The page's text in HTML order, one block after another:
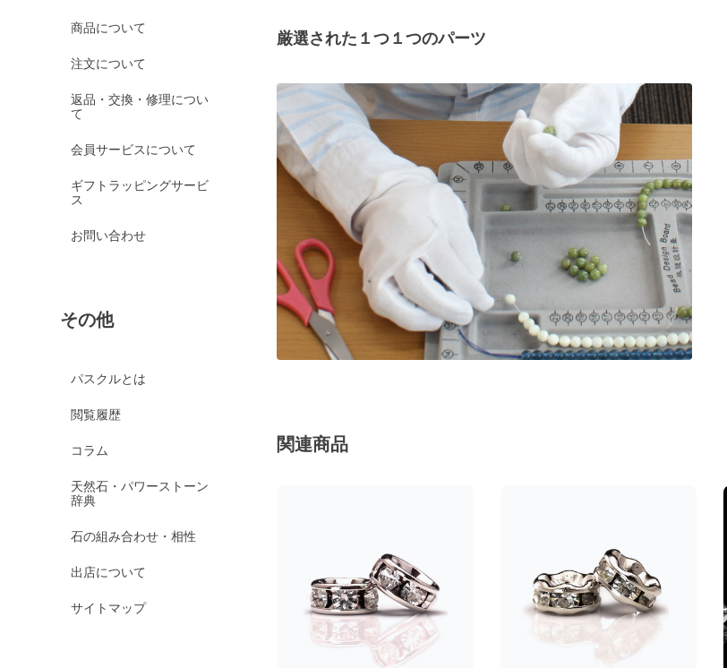
商品について
注文について
返品・交換・修理につい
て
会員サービスについて
ギフトラッピングサービ
ス
お問い合わせ
その他
パスクルとは
閲覧履歴
コラム
天然石・パワーストーン
辞典
石の組み合わせ・相性
出店について
サイトマップ
厳選された１つ１つのパーツ
関連商品